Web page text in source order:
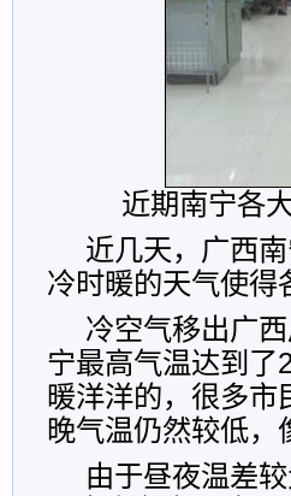
近期南宁各
近几天，广西
冷时暖的天气使得
冷空气移出广
宁最高气温达到
暖洋洋的，很多
晚气温仍然较低
由于昼夜温差